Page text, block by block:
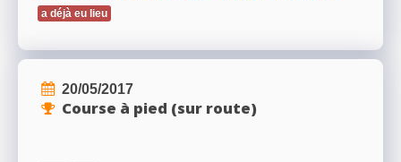
a déjà eu lieu
20/05/2017
Course à pied (sur route)